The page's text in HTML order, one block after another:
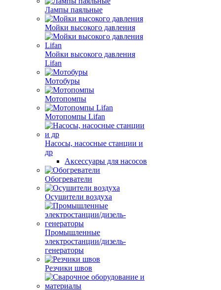
Лампы паяльные
Мойки высокого давления
Мойки высокого давления
Lifan
Мотобуры
Мотопомпы
Мотопомпы Lifan
Насосы, насосные станции и
др
Аксессуары для насосов
Обогреватели
Осушители воздуха
Промышленные
электростанции/дизель-
генераторы
Резчики швов